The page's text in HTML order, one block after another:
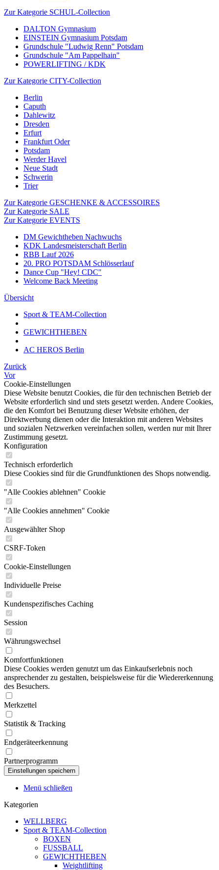
Zur Kategorie SCHUL-Collection
DALTON Gymnasium
EINSTEIN Gymnasium Potsdam
Grundschule "Ludwig Renn" Potsdam
Grundschule "Am Pappelhain"
POWERLIFTING / KDK
Zur Kategorie CITY-Collection
Berlin
Caputh
Dahlewitz
Dresden
Erfurt
Frankfurt Oder
Potsdam
Werder Havel
Neue Stadt
Schwerin
Trier
Zur Kategorie GESCHENKE & ACCESSOIRES
Zur Kategorie SALE
Zur Kategorie EVENTS
DM Gewichtheben Nachwuchs
KDK Landesmeisterschaft Berlin
RBB Lauf 2026
20. PRO POTSDAM Schlösserlauf
Dance Cup "Hey! CDC"
Welcome Back Meeting
Übersicht
Sport & TEAM-Collection
GEWICHTHEBEN
AC HEROS Berlin
Zurück
Vor
Cookie-Einstellungen
Diese Website benutzt Cookies, die für den technischen Betrieb der
Website erforderlich sind und stets gesetzt werden. Andere Cookies,
die den Komfort bei Benutzung dieser Website erhöhen, der
Direktwerbung dienen oder die Interaktion mit anderen Websites
und sozialen Netzwerken vereinfachen sollen, werden nur mit Ihrer
Zustimmung gesetzt.
Konfiguration
Technisch erforderlich
Diese Cookies sind für die Grundfunktionen des Shops notwendig.
"Alle Cookies ablehnen" Cookie
"Alle Cookies annehmen" Cookie
Ausgewählter Shop
CSRF-Token
Cookie-Einstellungen
Individuelle Preise
Kundenspezifisches Caching
Session
Währungswechsel
Komfortfunktionen
Diese Cookies werden genutzt um das Einkaufserlebnis noch
ansprechender zu gestalten, beispielsweise für die Wiedererkennung
des Besuchers.
Merkzettel
Statistik & Tracking
Endgeräteerkennung
Partnerprogramm
Menü schließen
Kategorien
WELLBERG
Sport & TEAM-Collection
BOXEN
FUSSBALL
GEWICHTHEBEN
Weightlifting